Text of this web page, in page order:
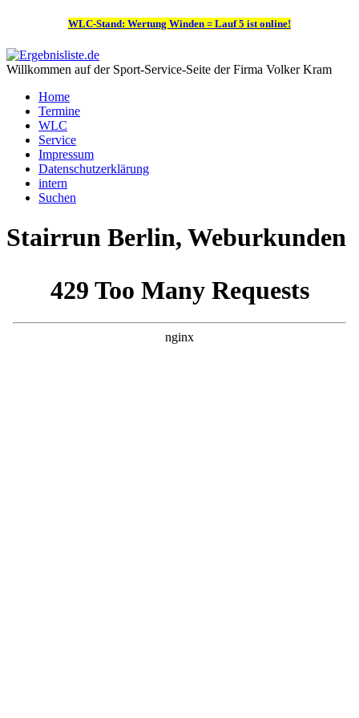
WLC-Stand: Wertung Winden = Lauf 5 ist online!
Willkommen auf der Sport-Service-Seite der Firma Volker Kram
Home
Termine
WLC
Service
Impressum
Datenschutzerklärung
intern
Suchen
Stairrun Berlin, Weburkunden